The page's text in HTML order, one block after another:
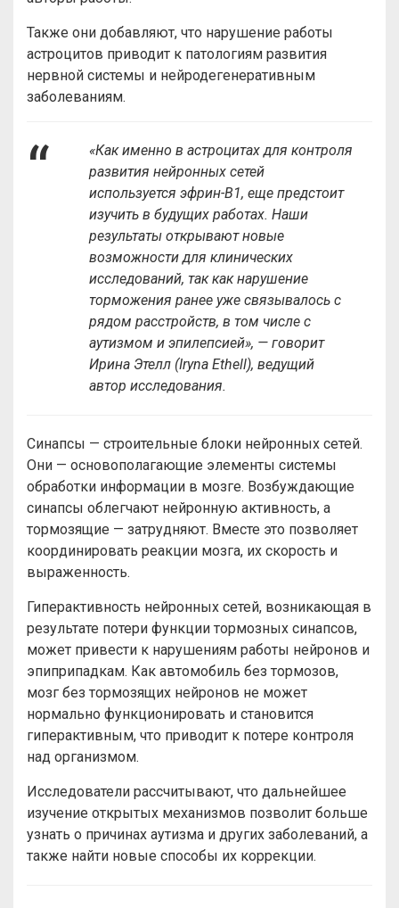
Также они добавляют, что нарушение работы
астроцитов приводит к патологиям развития
нервной системы и нейродегенеративным
заболеваниям.
«Как именно в астроцитах для контроля
развития нейронных сетей
используется эфрин-B1, еще предстоит
изучить в будущих работах. Наши
результаты открывают новые
возможности для клинических
исследований, так как нарушение
торможения ранее уже связывалось с
рядом расстройств, в том числе с
аутизмом и эпилепсией», — говорит
Ирина Этелл (Iryna Ethell), ведущий
автор исследования.
Синапсы — строительные блоки нейронных сетей.
Они — основополагающие элементы системы
обработки информации в мозге. Возбуждающие
синапсы облегчают нейронную активность, а
тормозящие — затрудняют. Вместе это позволяет
координировать реакции мозга, их скорость и
выраженность.
Гиперактивность нейронных сетей, возникающая в
результате потери функции тормозных синапсов,
может привести к нарушениям работы нейронов и
эпиприпадкам. Как автомобиль без тормозов,
мозг без тормозящих нейронов не может
нормально функционировать и становится
гиперактивным, что приводит к потере контроля
над организмом.
Исследователи рассчитывают, что дальнейшее
изучение открытых механизмов позволит больше
узнать о причинах аутизма и других заболеваний, а
также найти новые способы их коррекции.